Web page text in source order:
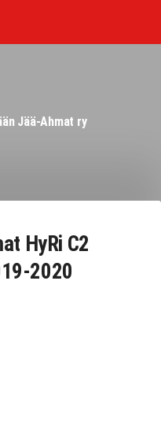
Jää-Ahmat ry
HyRi C2
2020